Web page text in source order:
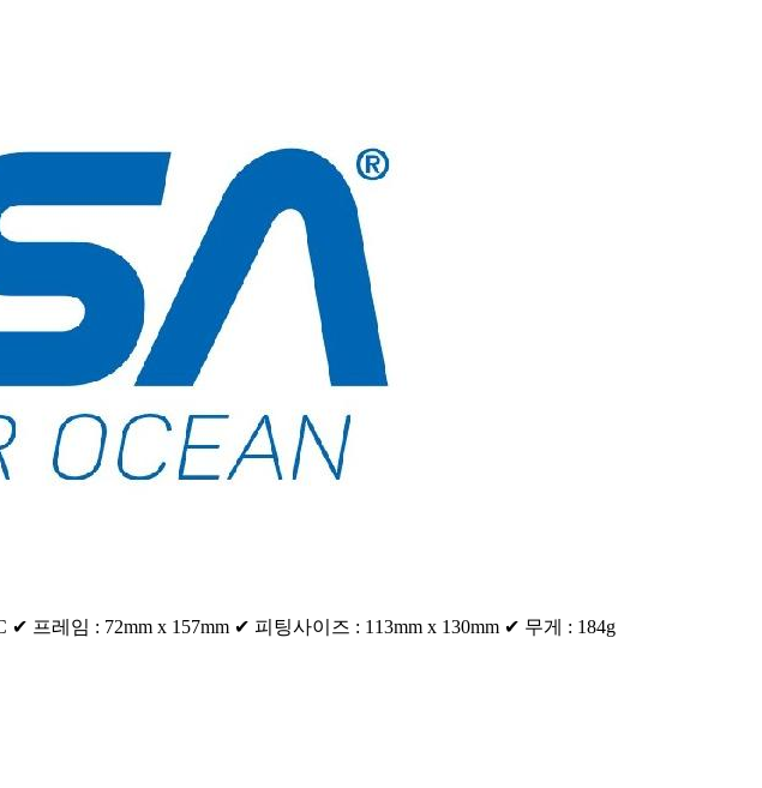
프레임 : 72mm x 157mm ✔ 피팅사이즈 : 113mm x 130mm ✔ 무게 : 184g